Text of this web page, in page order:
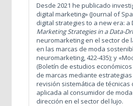
Desde 2021 he publicado
digital marketing» (Journal of
digital strategies to a new era:
Marketing Strategies in a Data-
neuromarketing en el sector de
en las marcas de moda
neuromarketing, 422-435); y
(Boletín de estudios
de marcas mediante
revisión sistemática de técnicas
aplicada al consumidor de
dirección en el sector del lujo.